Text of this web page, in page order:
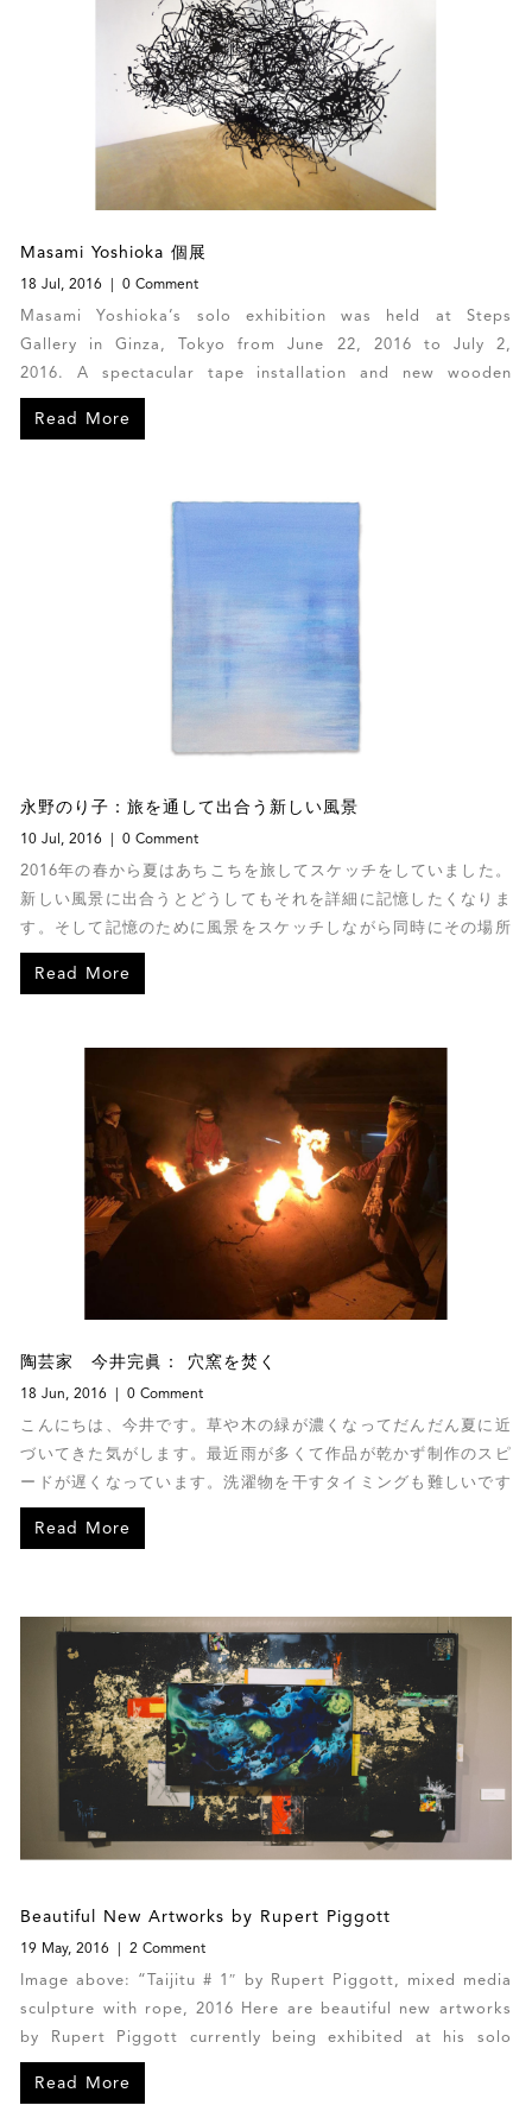
Masami Yoshioka 個展
18 Jul, 2016 0 Comment
Masami Yoshioka’s solo exhibition was held at Steps
Gallery in Ginza, Tokyo from June 22, 2016 to July 2,
2016. A spectacular tape installation and new wooden
panel works from his Secret Memory series were
Read More
永野のり子：旅を通して出合う新しい風景
10 Jul, 2016 0 Comment
2016年の春から夏はあちこちを旅してスケッチをしていました。
新しい風景に出合うとどうしてもそれを詳細に記憶したくなりま
す。そして記憶のために風景をスケッチしながら同時にその場所
の空気や人や文化と会話します。私が作品として発表するのは抽
Read More
陶芸家 今井完眞： 穴窯を焚く
18 Jun, 2016 0 Comment
こんにちは、今井です。草や木の緑が濃くなってだんだん夏に近
づいてきた気がします。最近雨が多くて作品が乾かず制作のスピ
ードが遅くなっています。洗濯物を干すタイミングも難しいです
ね。今回は４月２１日から２６日まで穴窯を焚いていましたので
Read More
Beautiful New Artworks by Rupert Piggott
19 May, 2016 2 Comment
Image above: “Taijitu # 1″ by Rupert Piggott, mixed media
sculpture with rope, 2016 Here are beautiful new artworks
by Rupert Piggott currently being exhibited at his solo
exhibition in Barbados.
Read More